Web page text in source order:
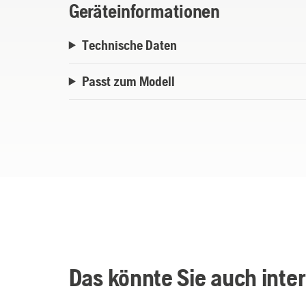
Geräteinformationen
Technische Daten
Passt zum Modell
Das könnte Sie auch